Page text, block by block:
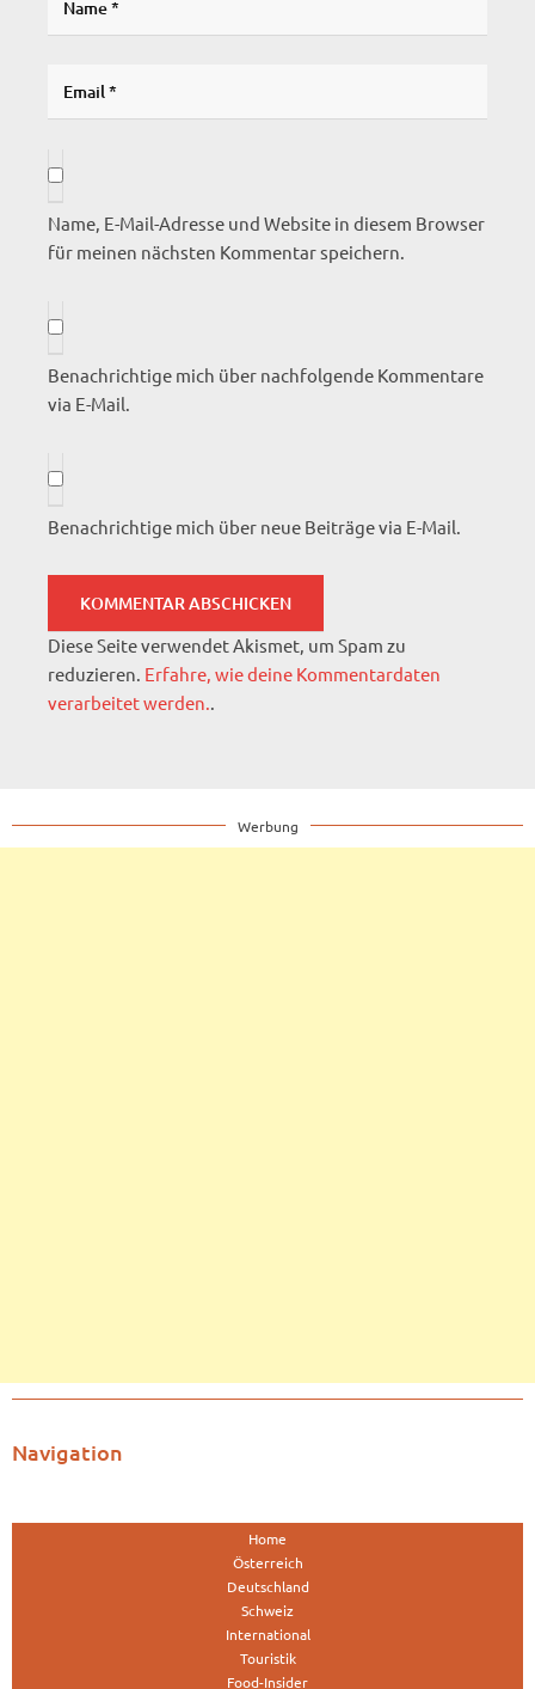
Name, E-Mail-Adresse und Website in diesem Browser
für meinen nächsten Kommentar speichern.
Benachrichtige mich über nachfolgende Kommentare
via E-Mail.
Benachrichtige mich über neue Beiträge via E-Mail.
Diese Seite verwendet Akismet, um Spam zu
reduzieren. Erfahre, wie deine Kommentardaten
verarbeitet werden..
Werbung
Navigation
Home
Österreich
Deutschland
Schweiz
International
Touristik
Food-Insider